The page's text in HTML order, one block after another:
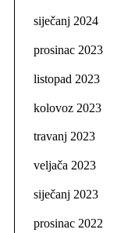
siječanj 2024
prosinac 2023
listopad 2023
kolovoz 2023
travanj 2023
veljača 2023
siječanj 2023
prosinac 2022